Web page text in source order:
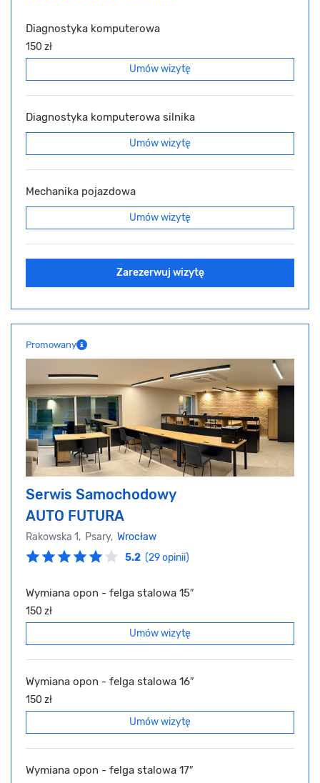
Diagnostyka komputerowa
150 zł
Umów wizytę
Diagnostyka komputerowa silnika
Umów wizytę
Mechanika pojazdowa
Umów wizytę
Zarezerwuj wizytę
Promowany
Serwis Samochodowy
AUTO FUTURA
Rakowska 1, Psary, Wrocław
5.2 (29 opinii)
Wymiana opon - felga stalowa 15″
150 zł
Umów wizytę
Wymiana opon - felga stalowa 16″
150 zł
Umów wizytę
Wymiana opon - felga stalowa 17″